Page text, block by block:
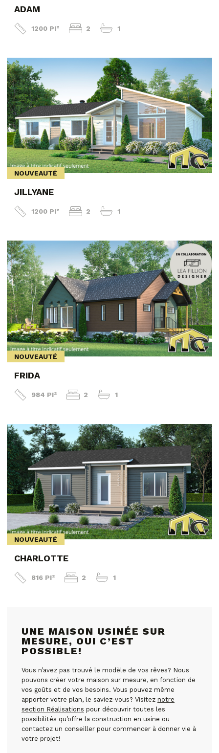
ADAM
1200 PI² 2 1
NOUVEAUTÉ
JILLYANE
1200 PI² 2 1
NOUVEAUTÉ
FRIDA
984 PI² 2 1
NOUVEAUTÉ
CHARLOTTE
816 PI² 2 1
UNE MAISON USINÉE SUR
MESURE, OUI C’EST
POSSIBLE!
Vous n’avez pas trouvé le modèle de vos rêves? Nous
pouvons créer votre maison sur mesure, en fonction de
vos goûts et de vos besoins. Vous pouvez même
apporter votre plan, le saviez-vous? Visitez notre
section Réalisations pour découvrir toutes les
possibilités qu’offre la construction en usine ou
contactez un conseiller pour commencer à donner vie à
votre projet!